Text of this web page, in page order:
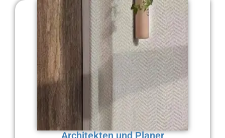
Architekten und Planer